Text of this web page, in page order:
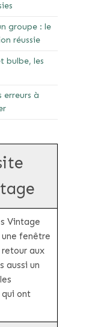
groupe : le
réussie
bulbe, les
erreurs à
Vintage
fenêtre
aux
aussi un
ont